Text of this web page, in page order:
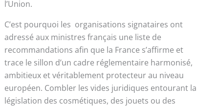
l’Union.
C’est pourquoi les organisations signataires ont
adressé aux ministres français une liste de
recommandations afin que la France s’affirme et
trace le sillon d’un cadre réglementaire harmonisé,
ambitieux et véritablement protecteur au niveau
européen. Combler les vides juridiques entourant la
législation des cosmétiques, des jouets ou des